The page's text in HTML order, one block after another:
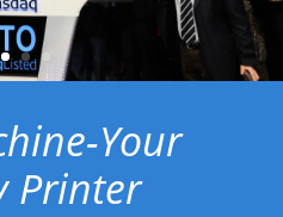
Your
Printer